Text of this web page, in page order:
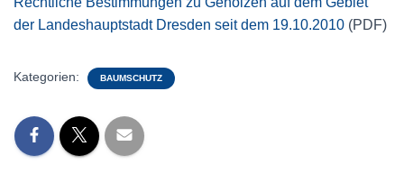
der Landeshauptstadt Dresden seit dem 19.10.2010 (PDF)
Kategorien: BAUMSCHUTZ